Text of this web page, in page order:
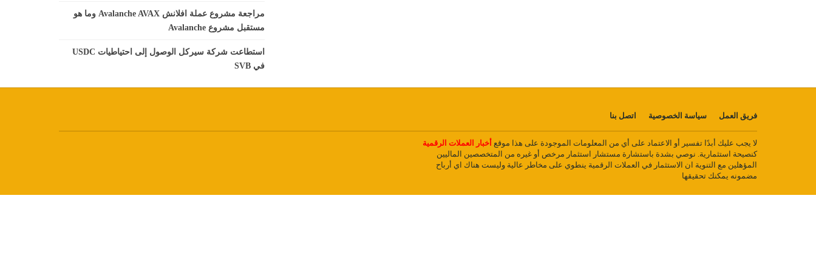
مراجعة مشروع عملة افلانش Avalanche AVAX وما هو
مستقبل مشروع Avalanche
استطاعت شركة سيركل الوصول إلى احتياطيات USDC
في SVB
فريق العمل سياسة الخصوصية اتصل بنا
لا يجب عليك أبدًا تفسير أو الاعتماد على أي من المعلومات الموجودة على هذا موقع أخبار العملات الرقمية
كنصيحة استثمارية. نوصي بشدة باستشارة مستشار استثمار مرخص أو غيره من المتخصصين الماليين
المؤهلين مع التنوية ان الاستثمار في العملات الرقمية ينطوي على مخاطر عالية وليست هناك اي أرباح
مضمونه يمكنك تحقيقها